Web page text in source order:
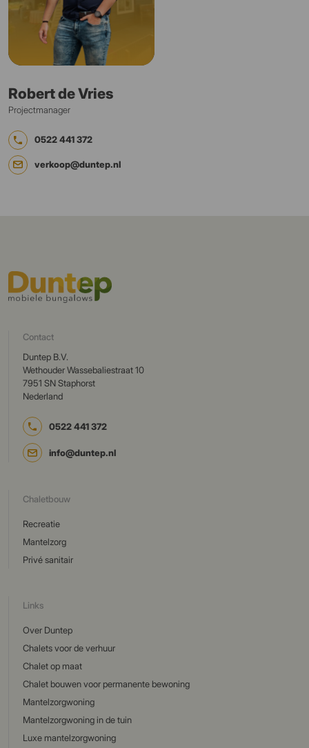
Robert de Vries
Projectmanager
0522 441 372
verkoop@duntep.nl
Contact
Duntep B.V.
Wethouder Wassebaliestraat 10
7951 SN Staphorst
Nederland
0522 441 372
info@duntep.nl
Chaletbouw
Recreatie
Mantelzorg
Privé sanitair
Links
Over Duntep
Chalets voor de verhuur
Chalet op maat
Chalet bouwen voor permanente bewoning
Mantelzorgwoning
Mantelzorgwoning in de tuin
Luxe mantelzorgwoning